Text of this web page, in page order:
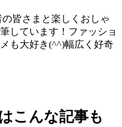
皆さまと楽しくおしゃ
しています！ファッショ
も大好き(^^)幅広く好奇